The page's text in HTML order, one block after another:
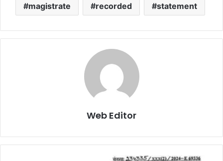
magistrate recorded statement
Web Editor